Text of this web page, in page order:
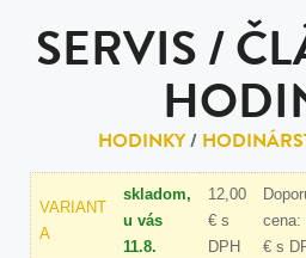
SERVIS /
HODINKY/
VARIANT
A
skladom,
u vás
11.8.
12,00
€ s
DPH
cena:
€ s